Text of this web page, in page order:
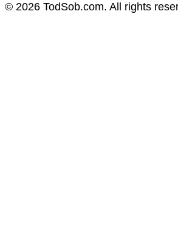
© 2026 TodSob.com. All rights